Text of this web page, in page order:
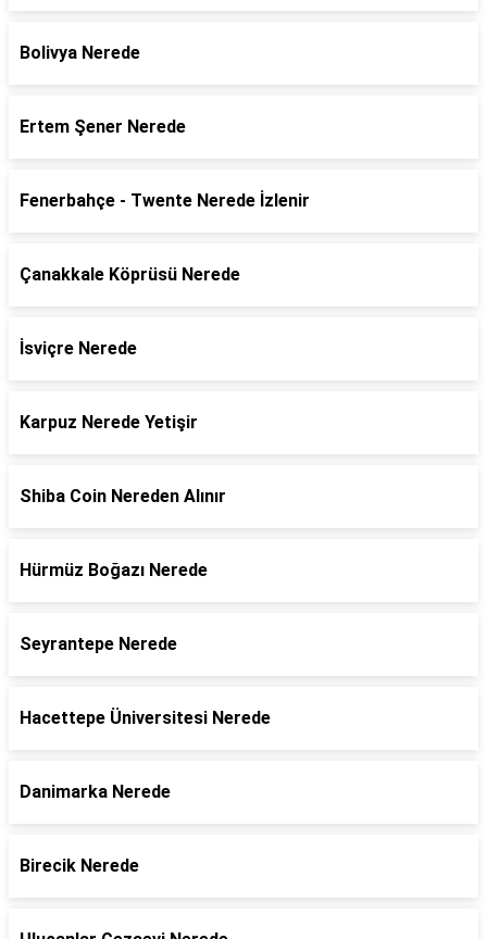
Bolivya Nerede
Ertem Şener Nerede
Fenerbahçe - Twente Nerede İzlenir
Çanakkale Köprüsü Nerede
İsviçre Nerede
Karpuz Nerede Yetişir
Shiba Coin Nereden Alınır
Hürmüz Boğazı Nerede
Seyrantepe Nerede
Hacettepe Üniversitesi Nerede
Danimarka Nerede
Birecik Nerede